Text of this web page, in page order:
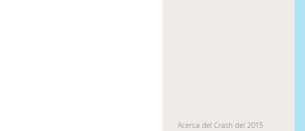
Acerca del Crash del 2015